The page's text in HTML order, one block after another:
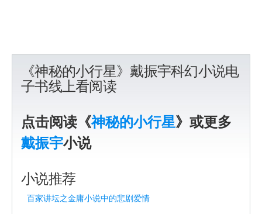
《神秘的小行星》戴振宇科幻小说电
子书线上看阅读
点击阅读《神秘的小行星》或更多
戴振宇小说
小说推荐
百家讲坛之金庸小说中的悲剧爱情